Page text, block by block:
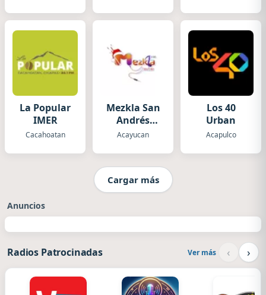
La Popular
IMER
Cacahoatan
Mezkla San
Andrés
Tuxtla
Acayucan
Los 40
Urban
Acapulco
Cargar más
Anuncios
Radios Patrocinadas Ver más ‹ ›